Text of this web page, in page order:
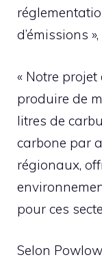
d’émissions
« Notre
produire de
litres de
carbone par
régionaux,
pour ces
Selon